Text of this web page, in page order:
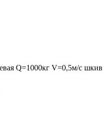
Q=1000кг V=0,5м/с шкив